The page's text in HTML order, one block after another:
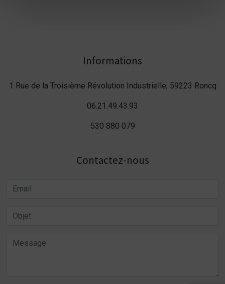
Informations
1 Rue de la Troisième Révolution Industrielle, 59223 Roncq
06.21.49.43.93
530 880 079
Contactez-nous